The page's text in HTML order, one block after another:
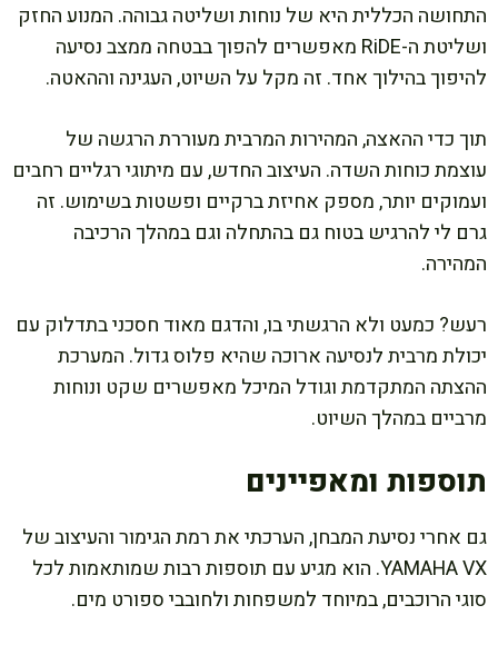
התחושה הכללית היא של נוחות ושליטה גבוהה. המנוע החזק
ושליטת ה-RiDE מאפשרים להפוך בבטחה ממצב נסיעה
להיפוך בהילוך אחד. זה מקל על השיוט, העגינה וההאטה.
תוך כדי ההאצה, המהירות המרבית מעוררת הרגשה של
עוצמת כוחות השדה. העיצוב החדש, עם מיתוגי רגליים רחבים
ועמוקים יותר, מספק אחיזת ברקיים ופשטות בשימוש. זה
גרם לי להרגיש בטוח גם בהתחלה וגם במהלך הרכיבה
המהירה.
רעש? כמעט ולא הרגשתי בו, והדגם מאוד חסכני בתדלוק עם
יכולת מרבית לנסיעה ארוכה שהיא פלוס גדול. המערכת
ההצתה המתקדמת וגודל המיכל מאפשרים שקט ונוחות
מרביים במהלך השיוט.
תוספות ומאפיינים
גם אחרי נסיעת המבחן, הערכתי את רמת הגימור והעיצוב של
YAMAHA VX. הוא מגיע עם תוספות רבות שמותאמות לכל
סוגי הרוכבים, במיוחד למשפחות ולחובבי ספורט מים.